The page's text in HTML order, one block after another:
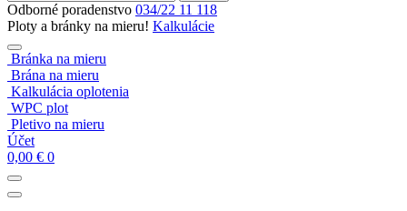
Odborné poradenstvo 034/22 11 118
Ploty a bránky na mieru! Kalkulácie
Bránka na mieru
Brána na mieru
Kalkulácia oplotenia
WPC plot
Pletivo na mieru
Účet
0,00 € 0